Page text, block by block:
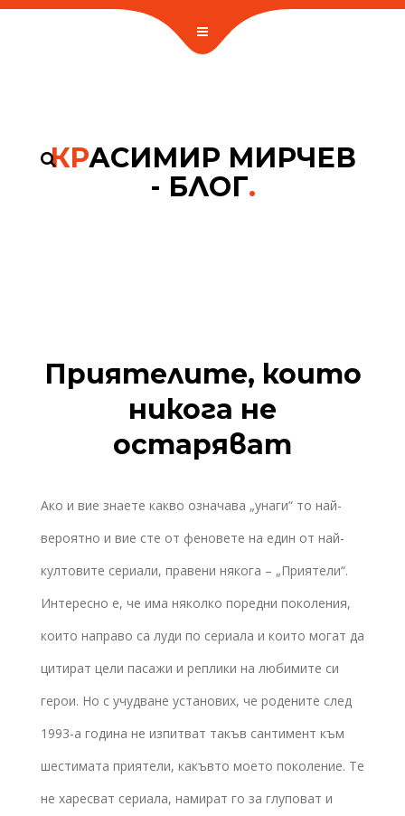
КРАСИМИР МИРЧЕВ
- БЛОГ.
Приятелите, които
никога не
остаряват
Ако и вие знаете какво означава „унаги“ то най-
вероятно и вие сте от феновете на един от най-
култовите сериали, правени някога – „Приятели“.
Интересно е, че има няколко поредни поколения,
които направо са луди по сериала и които могат да
цитират цели пасажи и реплики на любимите си
герои. Но с учудване установих, че родените след
1993-а година не изпитват такъв сантимент към
шестимата приятели, какъвто моето поколение. Те
не харесват сериала, намират го за глуповат и